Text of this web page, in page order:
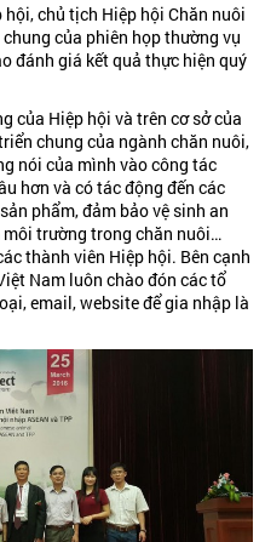
chủ tịch Hiệp hội Chăn nuôi
của phiên họp thường vụ
đánh giá kết quả thực hiện quý
của Hiệp hội và trên cơ sở của
chung của ngành chăn nuôi,
nói của mình vào công tác
hơn và có tác động đến các
phẩm, đảm bảo vệ sinh an
trường trong chăn nuôi…
thành viên Hiệp hội. Bên cạnh
Nam luôn chào đón các tổ
email, website để gia nhập là